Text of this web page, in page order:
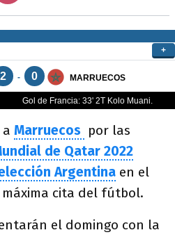
Marruecos por las
de Qatar 2022
Argentina en el
cita del fútbol.
el domingo con la